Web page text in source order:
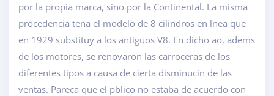
por la propia marca, sino por la Continental. La misma
procedencia tena el modelo de 8 cilindros en lnea que
en 1929 substituy a los antiguos V8. En dicho ao, adems
de los motores, se renovaron las carroceras de los
diferentes tipos a causa de cierta disminucin de las
ventas. Pareca que el pblico no estaba de acuerdo con